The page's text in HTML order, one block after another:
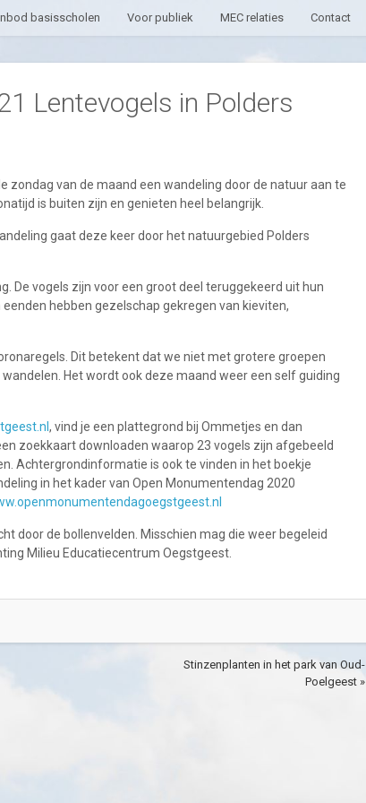
basisscholen Voor publiek MEC relaties Contact
Lentevogels in Polders
zondag van de maand een wandeling door de natuur aan te
is buiten zijn en genieten heel belangrijk.
gaat deze keer door het natuurgebied Polders
De vogels zijn voor een groot deel teruggekeerd uit hun
hebben gezelschap gekregen van kieviten,
Dit betekent dat we niet met grotere groepen
Het wordt ook deze maand weer een self guiding
, vind je een plattegrond bij Ommetjes en dan
zoekkaart downloaden waarop 23 vogels zijn afgebeeld
Achtergrondinformatie is ook te vinden in het boekje
in het kader van Open Monumentendag 2020
door de bollenvelden. Misschien mag die weer begeleid
Milieu Educatiecentrum Oegstgeest.
Stinzenplanten in het park van Oud-
Poelgeest »